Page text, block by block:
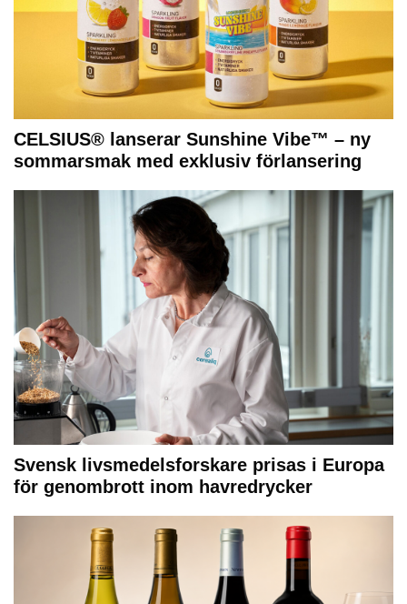
CELSIUS® lanserar Sunshine Vibe™ – ny
sommarsmak med exklusiv förlansering
Svensk livsmedelsforskare prisas i Europa
för genombrott inom havredrycker